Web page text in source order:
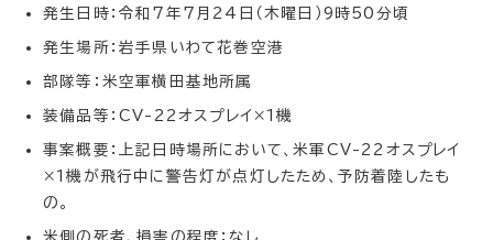
発生日時：令和7年7月24日（木曜日）9時50分頃
発生場所：岩手県いわて花巻空港
部隊等：米空軍横田基地所属
装備品等：CV-22オスプレイ×1機
事案概要：上記日時場所において、米軍CV-22オスプレイ
×1機が飛行中に警告灯が点灯したため、予防着陸したも
の。
米側の死者、損害の程度：なし